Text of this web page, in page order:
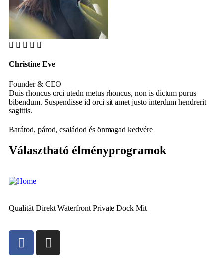
Christine Eve
Founder & CEO
Duis rhoncus orci utedn metus rhoncus, non is dictum purus
bibendum. Suspendisse id orci sit amet justo interdum hendrerit
sagittis.
Barátod, párod, családod és önmagad kedvére
Választható élményprogramok
Qualität Direkt Waterfront Private Dock Mit